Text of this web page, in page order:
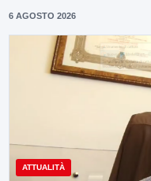
6 AGOSTO 2026
ATTUALITÀ